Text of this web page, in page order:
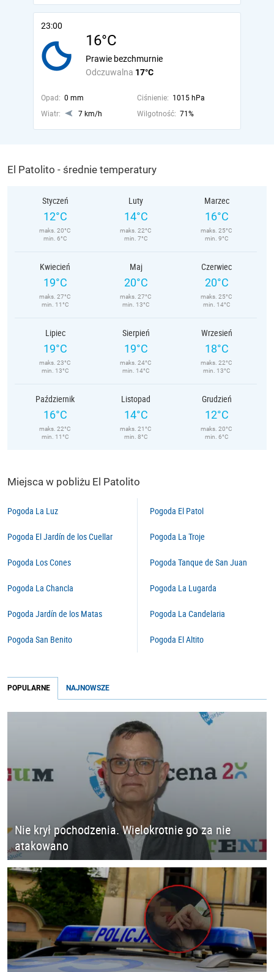
23:00
16°C
Odczuwalna 17°C
Prawie bezchmurnie
Opad: 0 mm Ciśnienie: 1015 hPa
Wiatr:
7 km/h Wilgotność: 71%
El Patolito - średnie temperatury
Styczeń
12°C
maks. 20°C
min. 6°C
Luty
14°C
maks. 22°C
min. 7°C
Marzec
16°C
maks. 25°C
min. 9°C
Kwiecień
19°C
maks. 27°C
min. 11°C
Maj
20°C
maks. 27°C
min. 13°C
Czerwiec
20°C
maks. 25°C
min. 14°C
Lipiec
19°C
maks. 23°C
min. 13°C
Sierpień
19°C
maks. 24°C
min. 14°C
Wrzesień
18°C
maks. 22°C
min. 13°C
Październik
16°C
maks. 22°C
min. 11°C
Listopad
14°C
maks. 21°C
min. 8°C
Grudzień
12°C
maks. 20°C
min. 6°C
Miejsca w pobliżu El Patolito
Pogoda La Luz
Pogoda El Jardín de los Cuellar
Pogoda Los Cones
Pogoda La Chancla
Pogoda Jardín de los Matas
Pogoda San Benito
Pogoda El Patol
Pogoda La Troje
Pogoda Tanque de San Juan
Pogoda La Lugarda
Pogoda La Candelaria
Pogoda El Altito
POPULARNE NAJNOWSZE
Nie krył pochodzenia. Wielokrotnie go za nie
atakowano